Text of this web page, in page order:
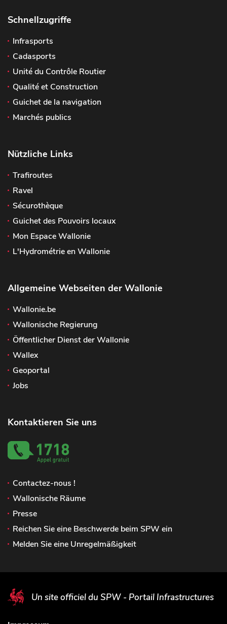
Schnellzugriffe
Infrasports
Cadasports
Unité du Contrôle Routier
Qualité et Construction
Guichet de la navigation
Marchés publics
Nützliche Links
Trafiroutes
Ravel
Sécurothèque
Guichet des Pouvoirs locaux
Mon Espace Wallonie
L'Hydrométrie en Wallonie
Allgemeine Webseiten der Wallonie
Wallonie.be
Wallonische Regierung
Öffentlicher Dienst der Wallonie
Wallex
Geoportal
Jobs
Kontaktieren Sie uns
Contactez-nous !
Wallonische Räume
Presse
Reichen Sie eine Beschwerde beim SPW ein
Melden Sie eine Unregelmäßigkeit
Un site officiel du SPW - Portail Infrastructures